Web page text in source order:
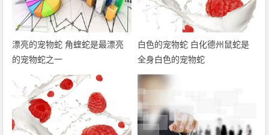
漂亮的宠物蛇 角蝰蛇是最漂亮
的宠物蛇之一
白色的宠物蛇 白化德州鼠蛇是
全身白色的宠物蛇